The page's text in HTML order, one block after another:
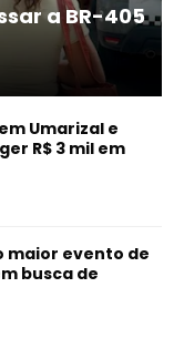
a BR-405
Umarizal e
R$ 3 mil em
maior evento de
busca de